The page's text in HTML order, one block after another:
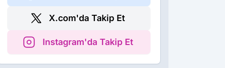
X.com'da Takip Et
Instagram'da Takip Et